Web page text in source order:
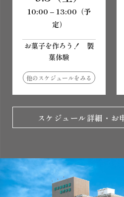
10:00 – 13:00（予
定）
お菓子を作ろう！ 製
菓体験
他のスケジュールをみる
スケジュール詳細・お